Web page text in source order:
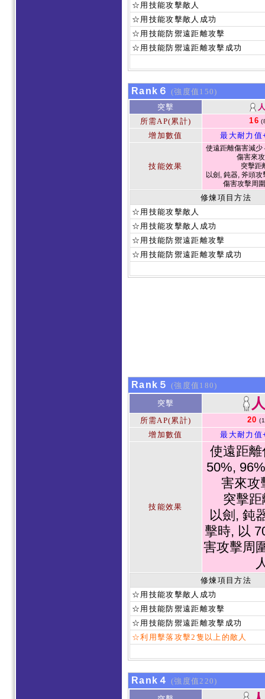
☆用技能攻擊敵人
☆用技能攻擊敵人成功
☆用技能防禦遠距離攻擊
☆用技能防禦遠距離攻擊成功
Rank６
(強度值150)
突擊
所需AP(累計)
16
增加數值 最大耐力值
技能效果
使遠距離傷害減
傷害來
突擊距
以劍, 鈍器, 斧頭
傷害攻擊周
修煉項目方法
☆用技能攻擊敵人
☆用技能攻擊敵人成功
☆用技能防禦遠距離攻擊
☆用技能防禦遠距離攻擊成功
Rank５
(強度值180)
突擊
所需AP(累計) 20
增加數值 最大耐力值
技能效果
使遠距
50%,
害來攻
突擊
以劍, 鈍
擊時, 以
害攻擊周
修煉項目方法
☆用技能攻擊敵人成功
☆用技能防禦遠距離攻擊
☆用技能防禦遠距離攻擊成功
☆利用擊落攻擊2隻以上的敵人
Rank４
(強度值220)